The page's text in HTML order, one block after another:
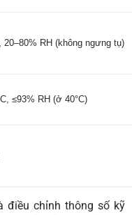
20–80% RH (không ngưng tụ)
≤93% RH (ở 40°C)
điều chỉnh thông số kỹ